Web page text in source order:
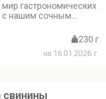
мир гастрономических
с нашим сочным
с нежным
хрустящим
сочными томатами,
Каждый укус —
который не оставит
230 г
на 16.01.2026 г.